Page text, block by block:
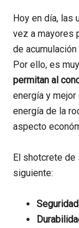
Hoy en día, las
vez a mayores
de
Por ello, es
permitan al
energía y
energía de la
aspecto
El shotcrete
siguiente:
Seguridad